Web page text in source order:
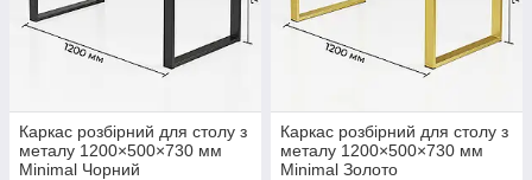
Каркас розбірний для столу з
металу 1200×500×730 мм
Minimal Чорний
Каркас розбірний для столу з
металу 1200×500×730 мм
Minimal Золото